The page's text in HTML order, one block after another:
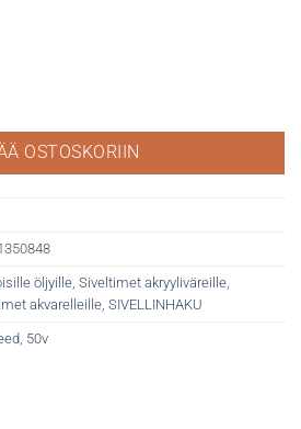
pyöreä 20 määrä
OSTOSKORIIN
öljyille, Siveltimet akryyliväreille,
akvarelleille, SIVELLINHAKU
, 50v